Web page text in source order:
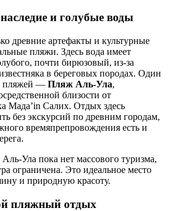
и голубые воды
древние артефакты и культурные
пляжи. Здесь вода имеет
почти бирюзовый, из-за
в береговых породах. Один
пляжей — Пляж Аль-Ула,
близости от
Мада’in Салих. Отдых здесь
без экскурсий по древним городам,
времяпрепровождения есть и
Ула пока нет массового туризма,
ограничена. Это идеальное место
и природную красоту.
пляжный отдых